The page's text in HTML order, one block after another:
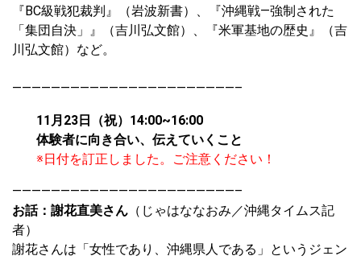
『BC級戦犯裁判』（岩波新書）、『沖縄戦―強制された
「集団自決」』（吉川弘文館）、『米軍基地の歴史』（吉
川弘文館）など。
———————————————————————–
11月23日（祝）14:00~16:00
体験者に向き合い、伝えていくこと
※日付を訂正しました。ご注意ください！
———————————————————————–
お話：謝花直美さん （じゃはななおみ／沖縄タイムス記
者）
謝花さんは「女性であり、沖縄県人である」というジェン